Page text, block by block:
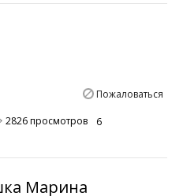
Пожаловаться
2826 просмотров 6
Марина